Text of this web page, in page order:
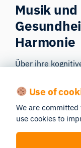
Musik
Harmonie
Über ihre
beeinflussen. Es
Musik den
wichtigste
sogar die
Use of
We are
use cookies to